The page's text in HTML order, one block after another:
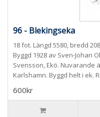
96 - Blekingseka
18 fot. Längd 5580, bredd
Byggd 1928 av Sven-Johan
Svensson, Ekö. Nuvarande
Karlshamn. Byggd helt i ek.
600kr